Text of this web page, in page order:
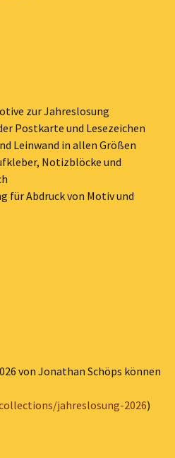
zur Jahreslosung
Postkarte und Lesezeichen
Leinwand in allen Größen
Notizblöcke und
für Abdruck von Motiv und
von Jonathan Schöps können
jahreslosung-2026)